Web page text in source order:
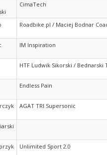
CimaTech
Roadbike.pl / Maciej Bodnar
IM Inspiration
HTF Ludwik Sikorski / Bednarski
Endless Pain
AGAT TRI Supersonic
Unlimited Sport 2.0